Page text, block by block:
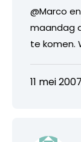
@Marco
maandag
te komen.
11 mei